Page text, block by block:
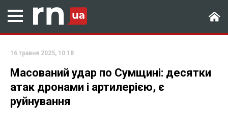
16 травня 2025, 10:18
Масований удар по Сумщині: десятки
атак дронами і артилерією, є
руйнування